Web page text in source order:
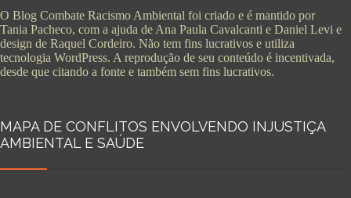
O Blog Combate Racismo Ambiental foi criado e é mantido por
Tania Pacheco, com a ajuda de Ana Paula Cavalcanti e Daniel Levi e
design de Raquel Cordeiro. Não tem fins lucrativos e utiliza
tecnologia WordPress. A reprodução de seu conteúdo é incentivada,
desde que citando a fonte e também sem fins lucrativos.
MAPA DE CONFLITOS ENVOLVENDO INJUSTIÇA
AMBIENTAL E SAÚDE